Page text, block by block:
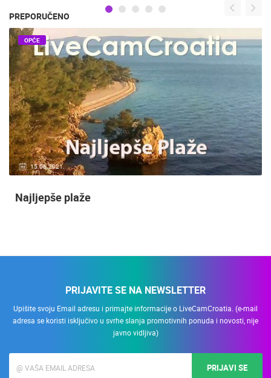
PREPORUČENO
15.06.2021.
OPĆE
Najljepše plaže
PRIJAVITE SE NA NEWSLETTER
Upišite svoju Email adresu i primajte informacije o LiveCamCroatia. (e-mail
adresa se koristi isključivo u svrhe slanja promotivnih ponuda i novosti, nije
javno vidljiva)
PRIJAVI SE